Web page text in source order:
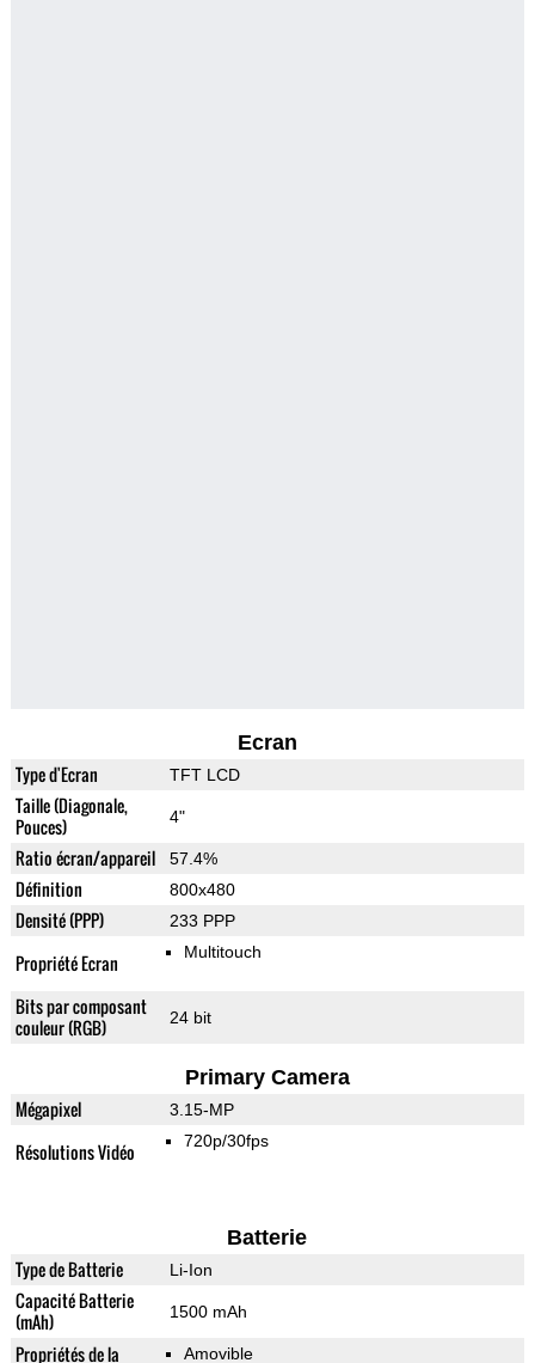
Ecran
Type d'Ecran TFT LCD
Taille (Diagonale,
Pouces)
4"
Ratio écran/appareil 57.4%
Définition 800x480
Densité (PPP) 233 PPP
Propriété Ecran Multitouch
Bits par composant
couleur (RGB)
24 bit
Primary Camera
Mégapixel 3.15-MP
Résolutions Vidéo 720p/30fps
Batterie
Type de Batterie Li-Ion
Capacité Batterie
(mAh)
1500 mAh
Propriétés de la Amovible